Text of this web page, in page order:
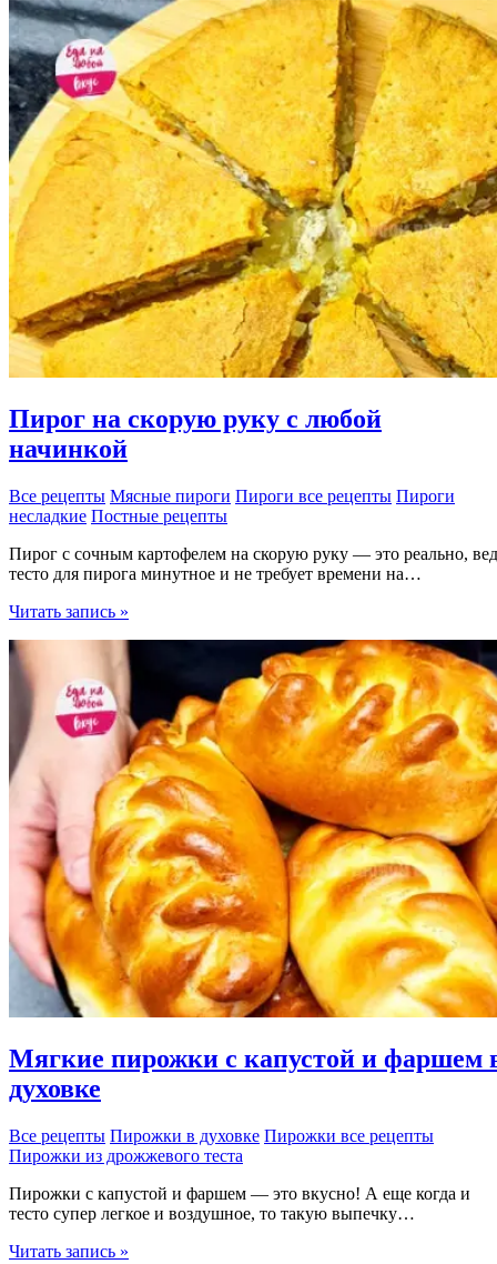
с
молодой
капустой
из
быстрого
теста
Пирог на скорую руку с любой
начинкой
Все рецепты Мясные пироги Пироги все рецепты Пироги
несладкие Постные рецепты
Пирог с сочным картофелем на скорую руку — это реально,
тесто для пирога минутное и не требует времени на…
Пирог
скорую
руку
начинкой
Читать запись »
Мягкие пирожки с капустой и фаршем
духовке
Все рецепты Пирожки в духовке Пирожки все рецепты
Пирожки из дрожжевого теста
Пирожки с капустой и фаршем — это вкусно! А еще когда и
тесто супер легкое и воздушное, то такую выпечку…
Мягкие
Читать запись »